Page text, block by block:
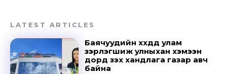
LATEST ARTICLES
Баячуудийн хүүхдүүд улам
зэрлэгшиж улныхан хэмээн
дорд үзэх хандлага газар авч
байна